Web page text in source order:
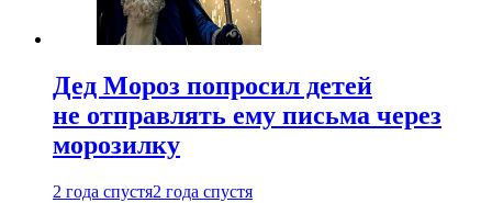
Дед Мороз попросил детей
не отправлять ему письма через
морозилку
2 года спустя2 года спустя